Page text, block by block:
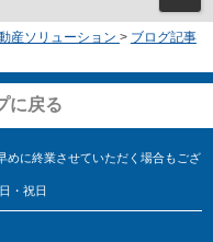
産ソリューション > ブログ記事
に戻る
に終業させていただく場合もござ
・祝日